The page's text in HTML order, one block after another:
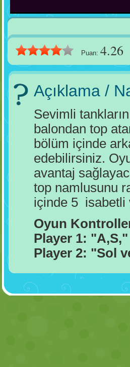
Puan: 4.26
Açıklama /
Sevimli
balondan top
bölüm içinde
edebilirsiniz.
avantaj
top namlusunu
içinde 5 isabetli
Oyun
Player 1: "A,S,"
Player 2: "Sol